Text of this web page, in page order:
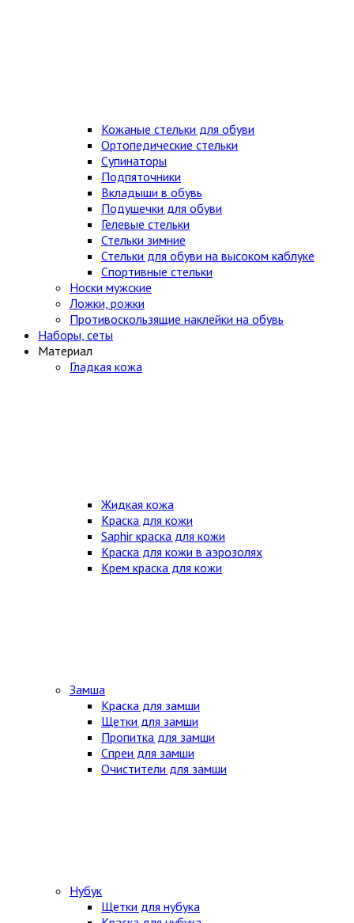
Кожаные стельки для обуви
Ортопедические стельки
Супинаторы
Подпяточники
Вкладыши в обувь
Подушечки для обуви
Гелевые стельки
Стельки зимние
Стельки для обуви на высоком каблуке
Спортивные стельки
Носки мужские
Ложки, рожки
Противоскользящие наклейки на обувь
Наборы, сеты
Материал
Гладкая кожа
Жидкая кожа
Краска для кожи
Saphir краска для кожи
Краска для кожи в аэрозолях
Крем краска для кожи
Замша
Краска для замши
Щетки для замши
Пропитка для замши
Спреи для замши
Очистители для замши
Нубук
Щетки для нубука